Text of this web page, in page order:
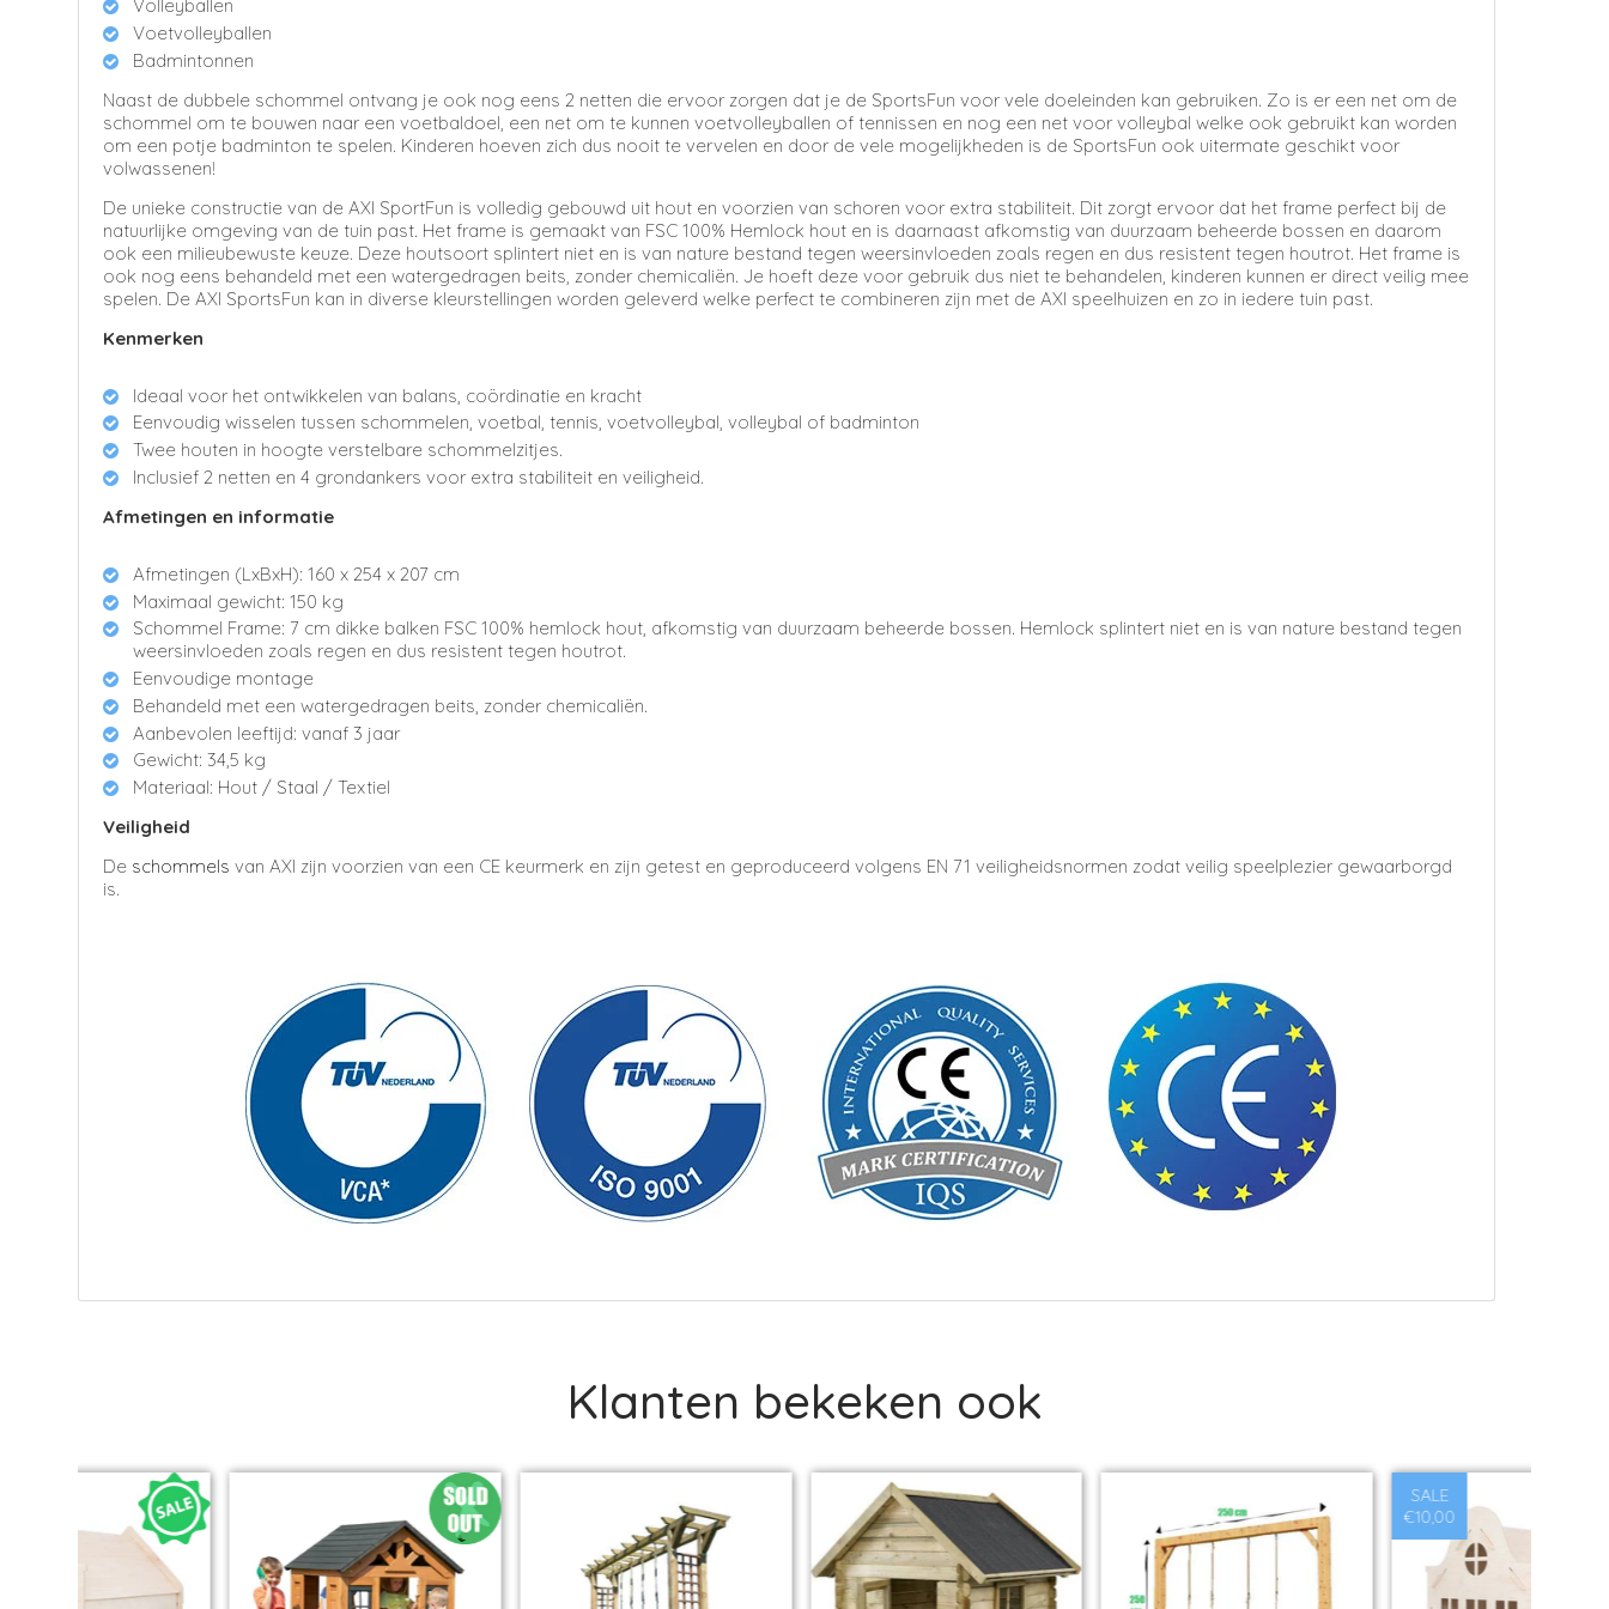
Volleyballen
Voetvolleyballen
Badmintonnen
Naast de dubbele schommel ontvang je ook nog eens 2 netten die ervoor zorgen dat je de SportsFun voor vele doeleinden kan gebruiken. Zo is er een net om de
schommel om te bouwen naar een voetbaldoel, een net om te kunnen voetvolleyballen of tennissen en nog een net voor volleybal welke ook gebruikt kan worden
om een potje badminton te spelen. Kinderen hoeven zich dus nooit te vervelen en door de vele mogelijkheden is de SportsFun ook uitermate geschikt voor
volwassenen!
De unieke constructie van de AXI SportFun is volledig gebouwd uit hout en voorzien van schoren voor extra stabiliteit. Dit zorgt ervoor dat het frame perfect bij de
natuurlijke omgeving van de tuin past. Het frame is gemaakt van FSC 100% Hemlock hout en is daarnaast afkomstig van duurzaam beheerde bossen en daarom
ook een milieubewuste keuze. Deze houtsoort splintert niet en is van nature bestand tegen weersinvloeden zoals regen en dus resistent tegen houtrot. Het frame is
ook nog eens behandeld met een watergedragen beits, zonder chemicaliën. Je hoeft deze voor gebruik dus niet te behandelen, kinderen kunnen er direct veilig mee
spelen. De AXI SportsFun kan in diverse kleurstellingen worden geleverd welke perfect te combineren zijn met de AXI speelhuizen en zo in iedere tuin past.
Kenmerken
Ideaal voor het ontwikkelen van balans, coördinatie en kracht
Eenvoudig wisselen tussen schommelen, voetbal, tennis, voetvolleybal, volleybal of badminton
Twee houten in hoogte verstelbare schommelzitjes.
Inclusief 2 netten en 4 grondankers voor extra stabiliteit en veiligheid.
Afmetingen en informatie
Afmetingen (LxBxH): 160 x 254 x 207 cm
Maximaal gewicht: 150 kg
Schommel Frame: 7 cm dikke balken FSC 100% hemlock hout, afkomstig van duurzaam beheerde bossen. Hemlock splintert niet en is van nature bestand tegen
weersinvloeden zoals regen en dus resistent tegen houtrot.
Eenvoudige montage
Behandeld met een watergedragen beits, zonder chemicaliën.
Aanbevolen leeftijd: vanaf 3 jaar
Gewicht: 34,5 kg
Materiaal: Hout / Staal / Textiel
Veiligheid
De schommels van AXI zijn voorzien van een CE keurmerk en zijn getest en geproduceerd volgens EN 71 veiligheidsnormen zodat veilig speelplezier gewaarborgd
is.
Klanten bekeken ook
€10,00